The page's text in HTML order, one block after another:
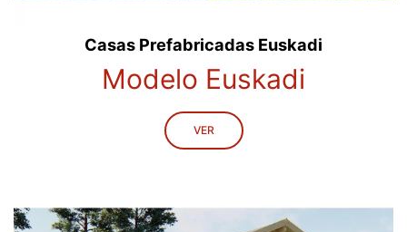
Casas Prefabricadas Euskadi
Modelo Euskadi
VER